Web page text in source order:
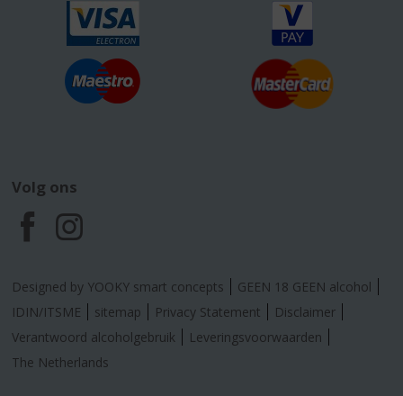
Volg ons
F
a
c
e
I
n
s
t
Designed by YOOKY smart concepts
GEEN 18 GEEN alcohol
IDIN/ITSME
sitemap Privacy Statement
Disclaimer
Verantwoord alcoholgebruik
Leveringsvoorwaarden
The Netherlands